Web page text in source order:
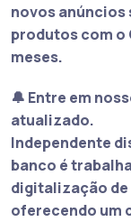
novos anúncios
produtos com
meses.
🔔 Entre em
atualizado.
Independente
banco é
digitalização de
oferecendo um